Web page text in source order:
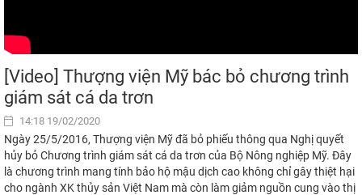
[Video] Thượng viện Mỹ bác bỏ chương trình
giám sát cá da trơn
14:18 19/02/2020
Ngày 25/5/2016, Thượng viện Mỹ đã bỏ phiếu thông qua Nghị quyết
hủy bỏ Chương trình giám sát cá da trơn của Bộ Nông nghiệp Mỹ. Đây
là chương trình mang tính bảo hộ mậu dịch cao không chỉ gây thiệt hại
cho ngành XK thủy sản Việt Nam mà còn làm giảm nguồn cung vào thị